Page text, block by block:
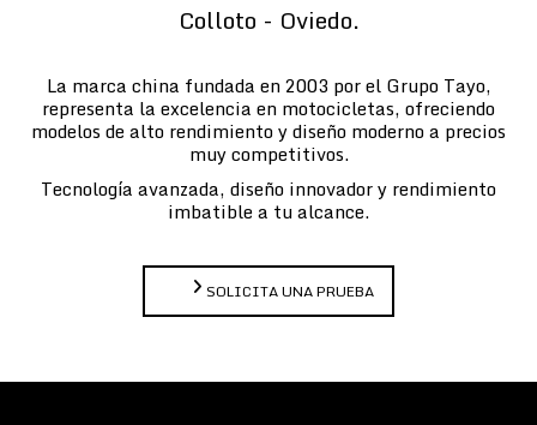
Colloto - Oviedo.
La marca china fundada en 2003 por el Grupo Tayo,
representa la excelencia en motocicletas, ofreciendo
modelos de alto rendimiento y diseño moderno a precios
muy competitivos.
Tecnología avanzada, diseño innovador y rendimiento
imbatible a tu alcance.
SOLICITA UNA PRUEBA